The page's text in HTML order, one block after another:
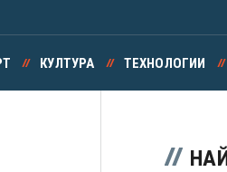
КУЛТУРА ТЕХНОЛОГИИ